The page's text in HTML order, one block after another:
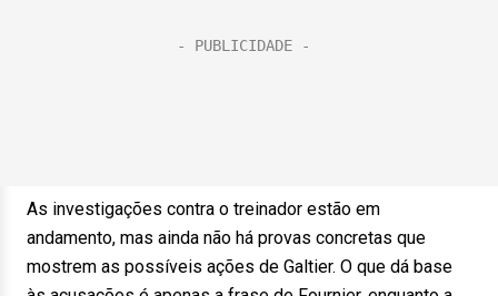
As investigações contra o treinador estão em
andamento, mas ainda não há provas concretas que
mostrem as possíveis ações de Galtier. O que dá base